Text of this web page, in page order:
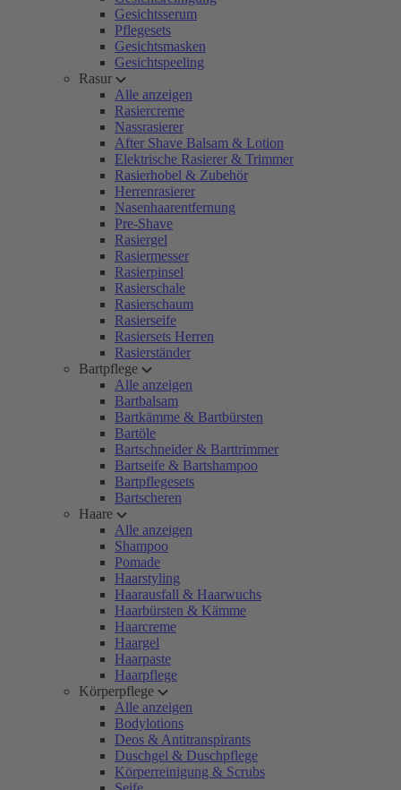
Gesichtsserum
Pflegesets
Gesichtsmasken
Gesichtspeeling
Rasur
Alle anzeigen
Rasiercreme
Nassrasierer
After Shave Balsam & Lotion
Elektrische Rasierer & Trimmer
Rasierhobel & Zubehör
Herrenrasierer
Nasenhaarentfernung
Pre-Shave
Rasiergel
Rasiermesser
Rasierpinsel
Rasierschale
Rasierschaum
Rasierseife
Rasiersets Herren
Rasierständer
Bartpflege
Alle anzeigen
Bartbalsam
Bartkämme & Bartbürsten
Bartöle
Bartschneider & Barttrimmer
Bartseife & Bartshampoo
Bartpflegesets
Bartscheren
Haare
Alle anzeigen
Shampoo
Pomade
Haarstyling
Haarausfall & Haarwuchs
Haarbürsten & Kämme
Haarcreme
Haargel
Haarpaste
Haarpflege
Körperpflege
Alle anzeigen
Bodylotions
Deos & Antitranspirants
Duschgel & Duschpflege
Körperreinigung & Scrubs